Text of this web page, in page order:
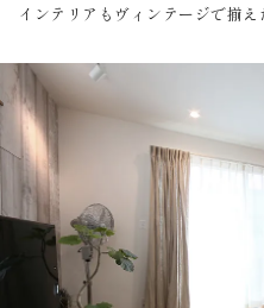
インテリアもヴィンテージで揃え